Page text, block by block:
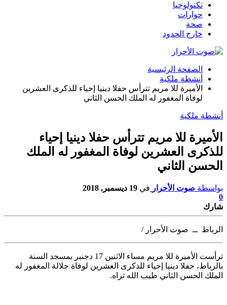
تكنولوجيا
حوارات
صحة
خارج الحدود
الصفحة الرئيسية
أنشطة ملكية
الأميرة للا مريم تترأس حفلا دينيا إحياء للذكرى العشرين
لوفاة المغفور له الملك الحسن الثاني
أنشطة ملكية
الأميرة للا مريم تترأس حفلا دينيا إحياء
للذكرى العشرين لوفاة المغفور له الملك
الحسن الثاني
بواسطة صوت الأحرار في 19 ديسمبر, 2018
0
شارك
الرباط ــ صوت الأحرار /
ترأست الأميرة للا مريم مساء الاثنين 17 دجنبر بمسجد السنة
بالرباط، حفلا دينيا إحياء للذكرى العشرين لوفاة جلالة المغفور له
الملك الحسن الثاني طيب الله ثراه.